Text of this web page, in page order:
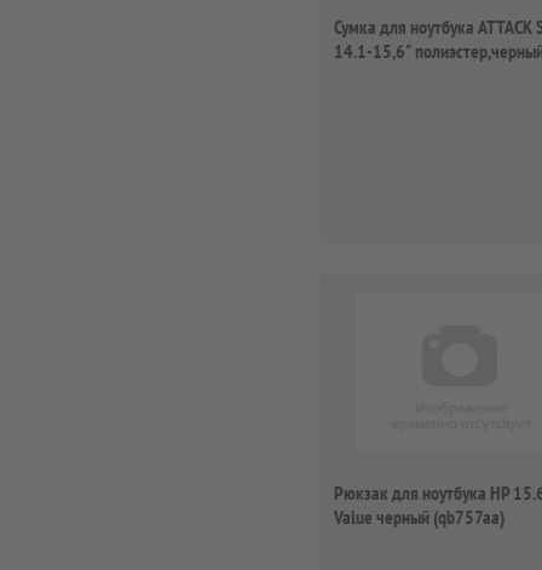
Сумка для ноутбука ATTACK
14.1-15,6"
Рюкзак для ноутбука HP
Value черный (qb757aa)